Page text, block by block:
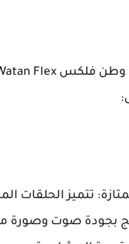
وطن فلكس Flex
تتميز الحلقات
بجودة صوت وصورة